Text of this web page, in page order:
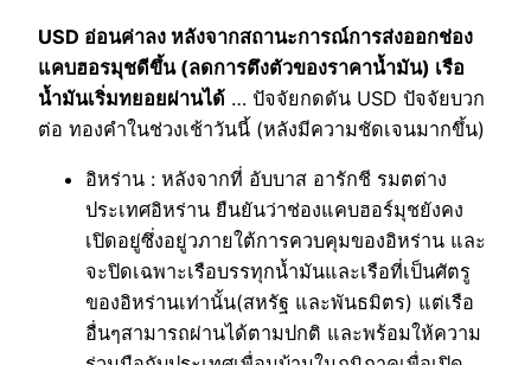
USD อ่อนค่าลง หลังจากสถานะการณ์การส่งออกช่อง
แคบฮอรมุชดีขึ้น (ลดการตึงตัวของราคาน้ำมัน) เรือ
น้ำมันเริ่มทยอยผ่านได้ … ปัจจัยกดดัน USD ปัจจัยบวก
ต่อ ทองคำในช่วงเช้าวันนี้ (หลังมีความชัดเจนมากขึ้น)
อิหร่าน : หลังจากที่ อับบาส อารักชี รมตต่าง
ประเทศอิหร่าน ยืนยันว่าช่องแคบฮอร์มุชยังคง
เปิดอยู่ซึ่งอยู่วภายใต้การควบคุมของอิหร่าน และ
จะปิดเฉพาะเรือบรรทุกน้ำมันและเรือที่เป็นศัตรู
ของอิหร่านเท่านั้น(สหรัฐ และพันธมิตร) แต่เรือ
อื่นๆสามารถผ่านได้ตามปกติ และพร้อมให้ความ